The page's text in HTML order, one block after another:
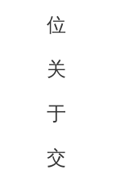
位
关
于
交